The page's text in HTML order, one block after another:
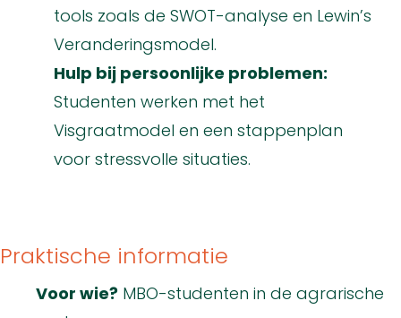
tools zoals de SWOT-analyse en Lewin’s
Veranderingsmodel.
Hulp bij persoonlijke problemen:
Studenten werken met het
Visgraatmodel en een stappenplan
voor stressvolle situaties.
Praktische informatie
Voor wie? MBO-studenten in de agrarische